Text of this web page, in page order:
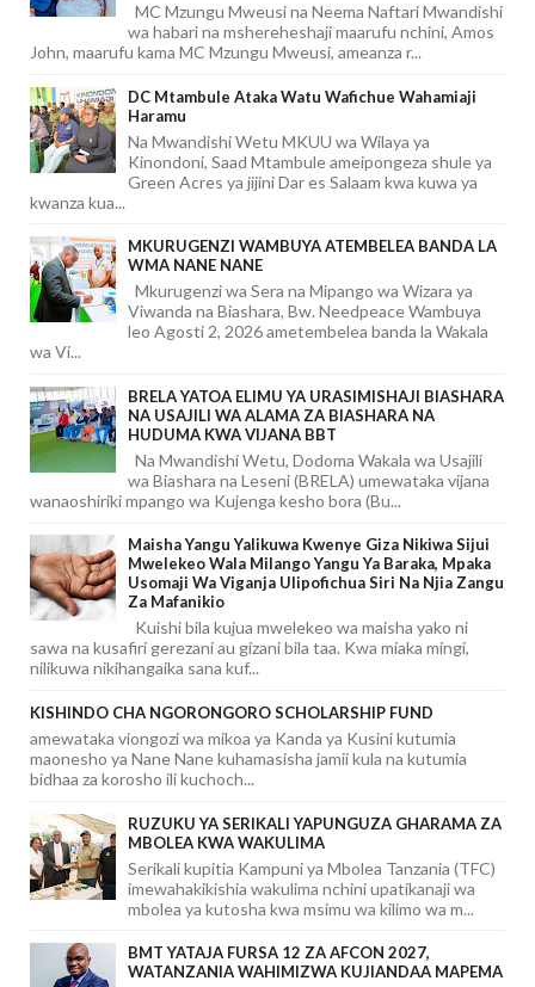
MC Mzungu Mweusi na Neema Naftari Mwandishi
wa habari na mshereheshaji maarufu nchini, Amos
John, maarufu kama MC Mzungu Mweusi, ameanza r...
DC Mtambule Ataka Watu Wafichue Wahamiaji
Haramu
Na Mwandishi Wetu MKUU wa Wilaya ya
Kinondoni, Saad Mtambule ameipongeza shule ya
Green Acres ya jijini Dar es Salaam kwa kuwa ya
kwanza kua...
MKURUGENZI WAMBUYA ATEMBELEA BANDA LA
WMA NANE NANE
Mkurugenzi wa Sera na Mipango wa Wizara ya
Viwanda na Biashara, Bw. Needpeace Wambuya
leo Agosti 2, 2026 ametembelea banda la Wakala
wa Vi...
BRELA YATOA ELIMU YA URASIMISHAJI BIASHARA
NA USAJILI WA ALAMA ZA BIASHARA NA
HUDUMA KWA VIJANA BBT
Na Mwandishi Wetu, Dodoma Wakala wa Usajili
wa Biashara na Leseni (BRELA) umewataka vijana
wanaoshiriki mpango wa Kujenga kesho bora (Bu...
Maisha Yangu Yalikuwa Kwenye Giza Nikiwa Sijui
Mwelekeo Wala Milango Yangu Ya Baraka, Mpaka
Usomaji Wa Viganja Ulipofichua Siri Na Njia Zangu
Za Mafanikio
Kuishi bila kujua mwelekeo wa maisha yako ni
sawa na kusafiri gerezani au gizani bila taa. Kwa miaka mingi,
nilikuwa nikihangaika sana kuf...
KISHINDO CHA NGORONGORO SCHOLARSHIP FUND
amewataka viongozi wa mikoa ya Kanda ya Kusini kutumia
maonesho ya Nane Nane kuhamasisha jamii kula na kutumia
bidhaa za korosho ili kuchoch...
RUZUKU YA SERIKALI YAPUNGUZA GHARAMA ZA
MBOLEA KWA WAKULIMA
Serikali kupitia Kampuni ya Mbolea Tanzania (TFC)
imewahakikishia wakulima nchini upatikanaji wa
mbolea ya kutosha kwa msimu wa kilimo wa m...
BMT YATAJA FURSA 12 ZA AFCON 2027,
WATANZANIA WAHIMIZWA KUJIANDAA MAPEMA